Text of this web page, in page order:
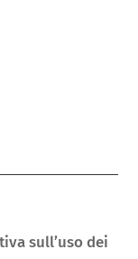
sull’uso dei